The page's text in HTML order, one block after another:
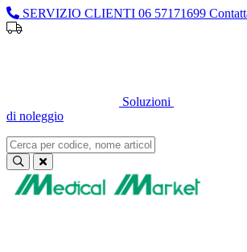
SERVIZIO CLIENTI 06 57171699
Soluzioni
di noleggio